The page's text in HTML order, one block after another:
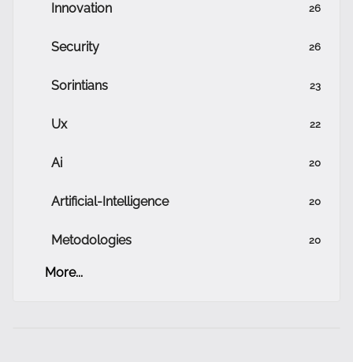
Innovation 26
Security 26
Sorintians 23
Ux 22
Ai 20
Artificial-Intelligence 20
Metodologies 20
More...